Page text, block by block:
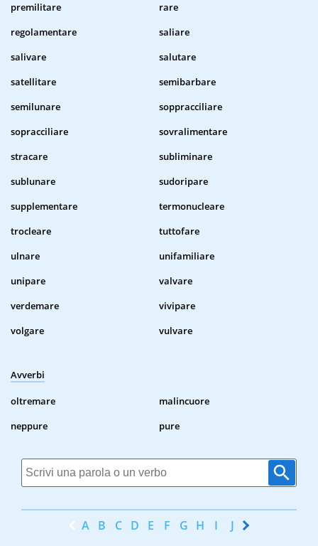
premilitare
rare
regolamentare
saliare
salivare
salutare
satellitare
semibarbare
semilunare
soppracciliare
sopracciliare
sovralimentare
stracare
subliminare
sublunare
sudoripare
supplementare
termonucleare
trocleare
tuttofare
ulnare
unifamiliare
unipare
valvare
verdemare
vivipare
volgare
vulvare
Avverbi
oltremare
malincuore
neppure
pure
A B C D E F G H I J K